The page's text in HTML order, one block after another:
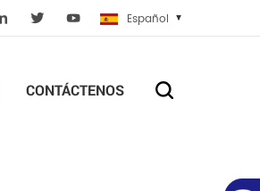
Español
CONTÁCTENOS